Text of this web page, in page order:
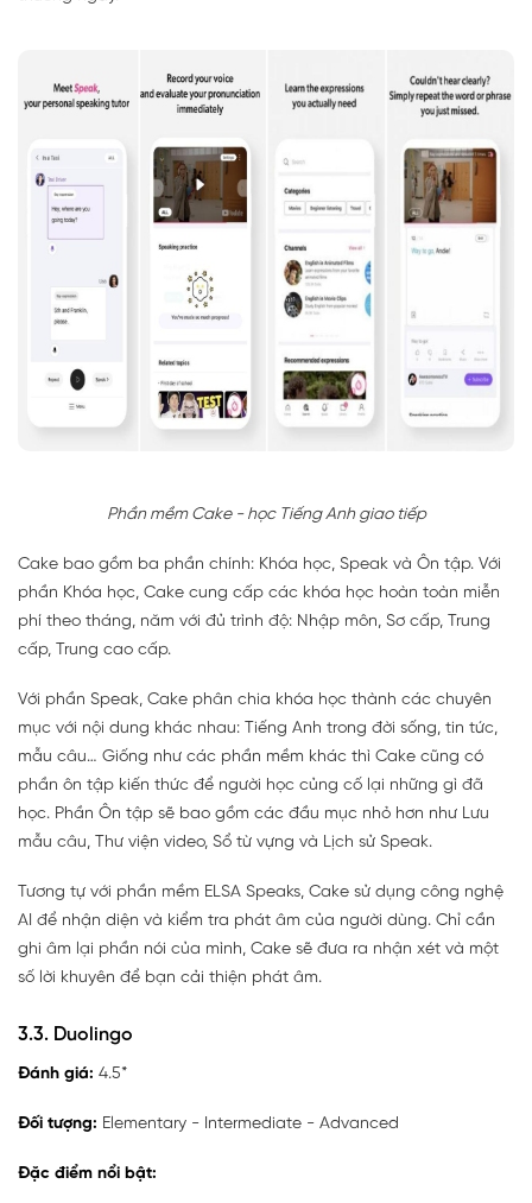
Phần mềm Cake - học Tiếng Anh giao tiếp
Cake bao gồm ba phần chính: Khóa học, Speak và Ôn tập. Với
phần Khóa học, Cake cung cấp các khóa học hoàn toàn miễn
phí theo tháng, năm với đủ trình độ: Nhập môn, Sơ cấp, Trung
cấp, Trung cao cấp.
Với phần Speak, Cake phân chia khóa học thành các chuyên
mục với nội dung khác nhau: Tiếng Anh trong đời sống, tin tức,
mẫu câu… Giống như các phần mềm khác thì Cake cũng có
phần ôn tập kiến thức để người học củng cố lại những gì đã
học. Phần Ôn tập sẽ bao gồm các đầu mục nhỏ hơn như Lưu
mẫu câu, Thư viện video, Sổ từ vựng và Lịch sử Speak.
Tương tự với phần mềm ELSA Speaks, Cake sử dụng công nghệ
AI để nhận diện và kiểm tra phát âm của người dùng. Chỉ cần
ghi âm lại phần nói của mình, Cake sẽ đưa ra nhận xét và một
số lời khuyên để bạn cải thiện phát âm.
3.3. Duolingo
Đánh giá: 4.5*
Đối tượng: Elementary - Intermediate - Advanced
Đặc điểm nổi bật: